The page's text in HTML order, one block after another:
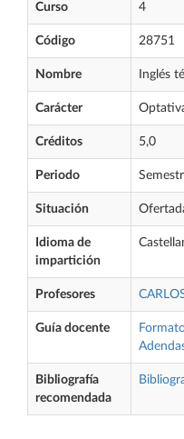
Curso 4
Código 28751
Nombre Inglés
Carácter
Créditos 5,0
Periodo
Situación
Idioma de
impartición
Profesores
Guía docente
Bibliografía
recomendada